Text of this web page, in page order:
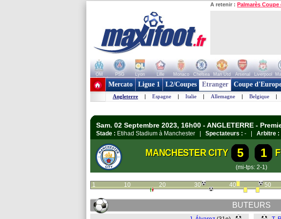
A retenir : Palmarès Coupe
OM PSG Lyon Lille Monaco Chelsea Man Utd Arsenal Liverpool
+ de clubs
Mercato Ligue 1 L2/Coupes Etranger Coupe
Angleterre | Espagne | Italie | Allemagne | Belgique |
Sam. 02 Septembre 2023, 16h00 - ANGLETERRE -
Stade : Etihad Stadium à Manchester | Spectateurs : - | Arbitre :
MANCHESTER CITY 5 1
(mi-tps: 2-1)
1 10 20 30 40 50
BUTEURS